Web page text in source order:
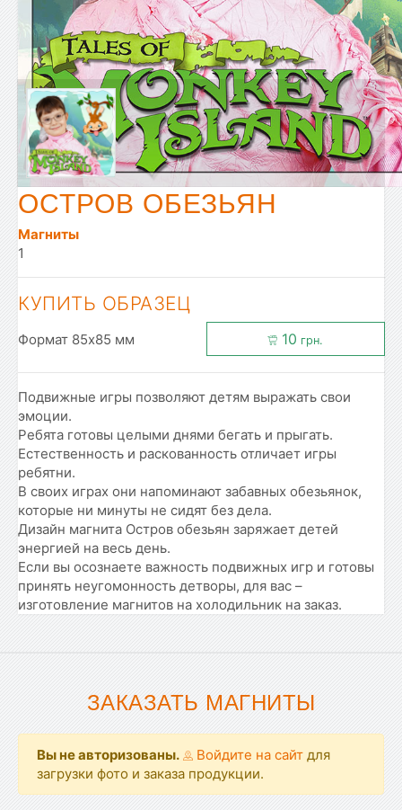
ОСТРОВ ОБЕЗЬЯН
Магниты
1
КУПИТЬ ОБРАЗЕЦ
Формат 85x85 мм 10 грн.
Подвижные игры позволяют детям выражать свои
эмоции.
Ребята готовы целыми днями бегать и прыгать.
Естественность и раскованность отличает игры
ребятни.
В своих играх они напоминают забавных обезьянок,
которые ни минуты не сидят без дела.
Дизайн магнита Остров обезьян заряжает детей
энергией на весь день.
Если вы осознаете важность подвижных игр и готовы
принять неугомонность детворы, для вас –
изготовление магнитов на холодильник на заказ.
ЗАКАЗАТЬ МАГНИТЫ
Вы не авторизованы. Войдите на сайт для
загрузки фото и заказа продукции.